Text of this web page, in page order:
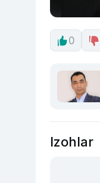
0
Izohlar